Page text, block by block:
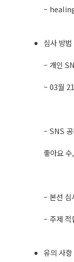
–
심사 방법
– 개인
~ 03월
– SNS
좋아요
– 본선
– 주제 적
유의 사항